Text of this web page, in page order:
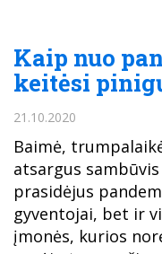
Kaip nuo
keitėsi
21.10.2020
Baimė,
atsargus
prasidėjus
gyventojai, bet ir
įmonės, kurios